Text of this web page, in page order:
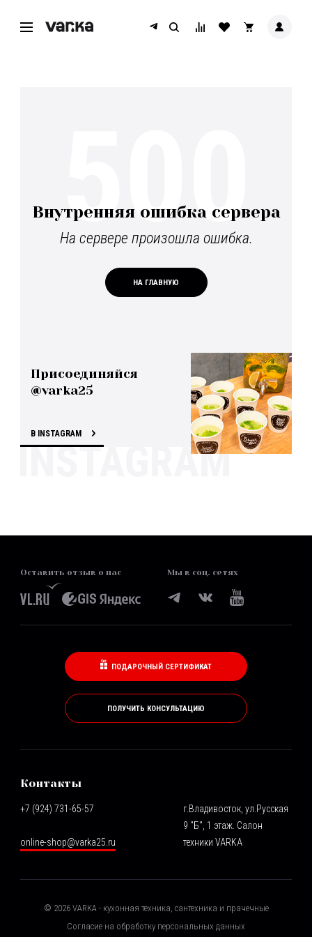
Внутренняя ошибка сервера
На сервере произошла ошибка.
НА ГЛАВНУЮ
500
Присоединяйся
@varka25
В INSTAGRAM
Оставить отзыв о нас Мы в соц. сетях
ПОДАРОЧНЫЙ СЕРТИФИКАТ
ПОЛУЧИТЬ КОНСУЛЬТАЦИЮ
Контакты
+7 (924) 731-65-57
online-shop@varka25.ru
г.Владивосток, ул.Русская
9 "Б", 1 этаж. Салон
техники VARKA
© 2026VARKA - кухонная техника, сантехника и прачечные
Согласие на обработку персональных данных